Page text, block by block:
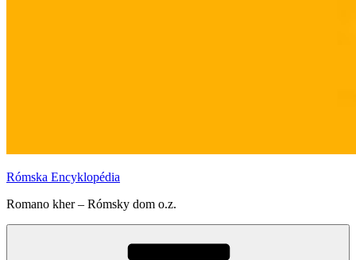
Rómska Encyklopédia
Romano kher – Rómsky dom o.z.